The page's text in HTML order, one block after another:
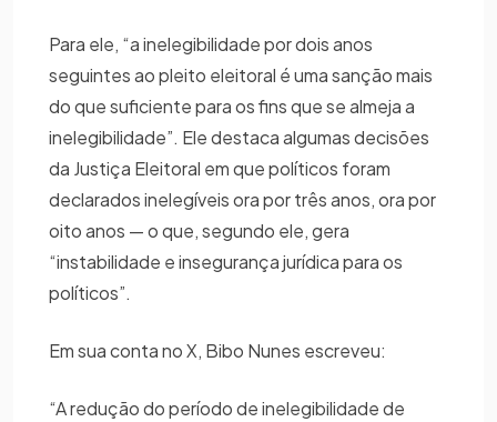
Para ele, “a inelegibilidade por dois anos
seguintes ao pleito eleitoral é uma sanção mais
do que suficiente para os fins que se almeja a
inelegibilidade”. Ele destaca algumas decisões
da Justiça Eleitoral em que políticos foram
declarados inelegíveis ora por três anos, ora por
oito anos — o que, segundo ele, gera
“instabilidade e insegurança jurídica para os
políticos”.
Em sua conta no X, Bibo Nunes escreveu:
“A redução do período de inelegibilidade de